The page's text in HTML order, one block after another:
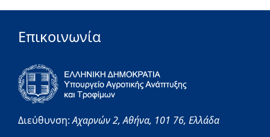
Επικοινωνία
Διεύθυνση:Αχαρνών 2,Αθήνα, 101 76, Ελλάδα